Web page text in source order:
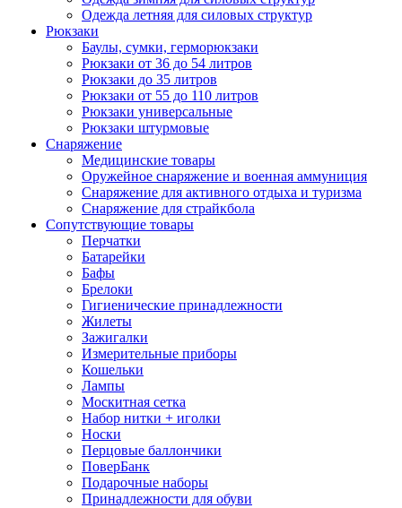
Одежда летняя для силовых структур
Рюкзаки
Баулы, сумки, герморюкзаки
Рюкзаки от 36 до 54 литров
Рюкзаки до 35 литров
Рюкзаки от 55 до 110 литров
Рюкзаки универсальные
Рюкзаки штурмовые
Снаряжение
Медицинские товары
Оружейное снаряжение и военная аммуниция
Снаряжение для активного отдыха и туризма
Снаряжение для страйкбола
Сопутствующие товары
Перчатки
Батарейки
Бафы
Брелоки
Гигиенические принадлежности
Жилеты
Зажигалки
Измерительные приборы
Кошельки
Лампы
Москитная сетка
Набор нитки + иголки
Носки
Перцовые баллончики
ПоверБанк
Подарочные наборы
Принадлежности для обуви